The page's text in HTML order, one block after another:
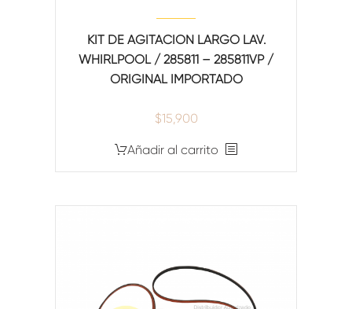
KIT DE AGITACION LARGO LAV.
WHIRLPOOL / 285811 – 285811VP /
ORIGINAL IMPORTADO
$15,900
Añadir al carrito